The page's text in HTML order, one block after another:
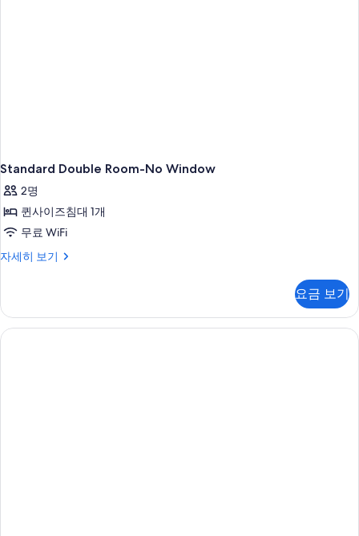
Standard Double Room-No Window
2명
퀸사이즈침대 1개
무료 WiFi
자세히 보기
Standard
Window
자
세
요금 보기